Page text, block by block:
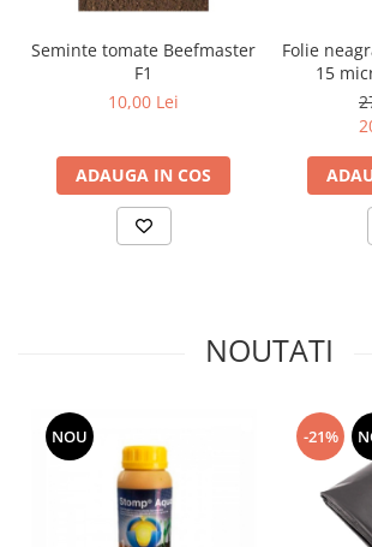
Seminte tomate Beefmaster
F1
10,00 Lei
ADAUGA IN COS
Folie
15
NOUTATI
NOU -21%